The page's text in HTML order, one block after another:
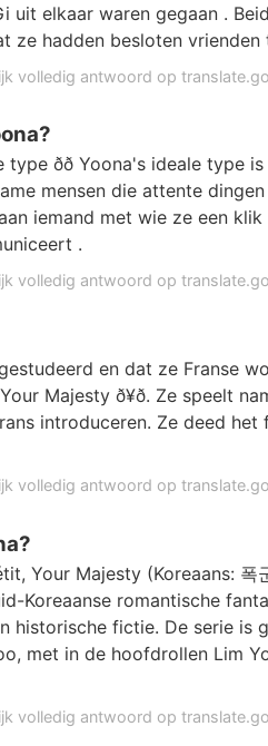
uit elkaar waren gegaan .
ze hadden besloten vrienden
volledig antwoord op
ðð Yoona's ideale type
mensen die attente
iemand met wie ze een
.
volledig antwoord op
en dat ze Franse
Majesty ð¥ð. Ze speelt
introduceren. Ze deed het
volledig antwoord op
Your Majesty (Koreaans: 폭
Koreaanse romantische
historische fictie. De serie is
met in de hoofdrollen Lim
volledig antwoord op